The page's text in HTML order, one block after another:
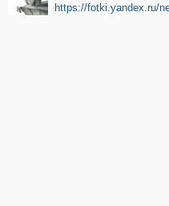
https://fotki.yandex.ru/